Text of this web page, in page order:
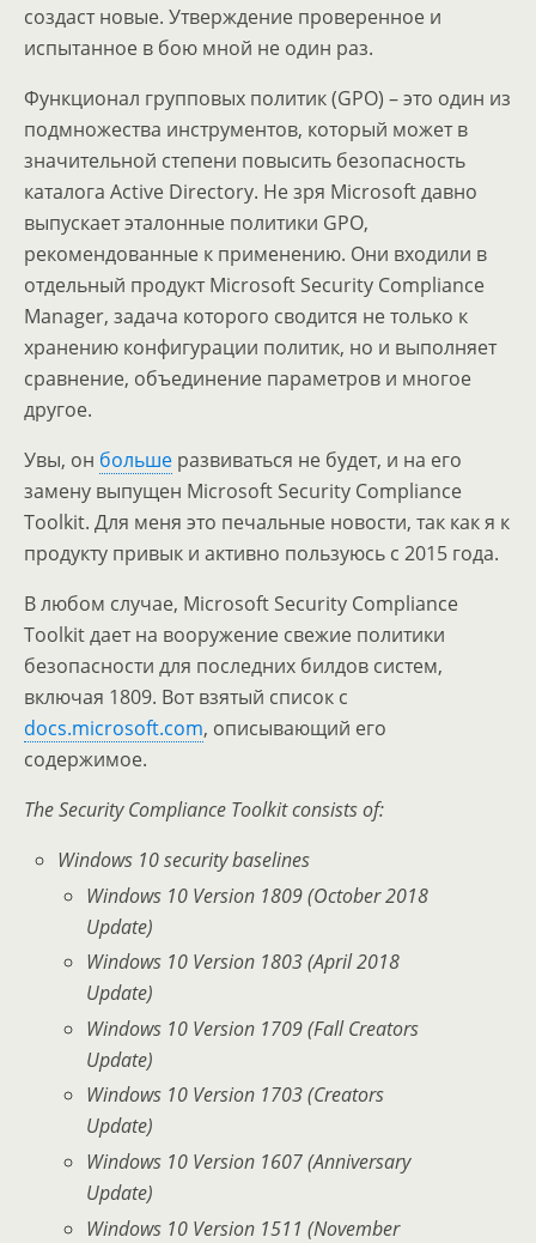
создаст новые. Утверждение проверенное и
испытанное в бою мной не один раз.
Функционал групповых политик (GPO) – это один из
подмножества инструментов, который может в
значительной степени повысить безопасность
каталога Active Directory. Не зря Microsoft давно
выпускает эталонные политики GPO,
рекомендованные к применению. Они входили в
отдельный продукт Microsoft Security Compliance
Manager, задача которого сводится не только к
хранению конфигурации политик, но и выполняет
сравнение, объединение параметров и многое
другое.
Увы, он больше развиваться не будет, и на его
замену выпущен Microsoft Security Compliance
Toolkit. Для меня это печальные новости, так как я к
продукту привык и активно пользуюсь с 2015 года.
В любом случае, Microsoft Security Compliance
Toolkit дает на вооружение свежие политики
безопасности для последних билдов систем,
включая 1809. Вот взятый список с
docs.microsoft.com, описывающий его
содержимое.
The Security Compliance Toolkit consists of:
Windows 10 security baselines
Windows 10 Version 1809 (October 2018
Update)
Windows 10 Version 1803 (April 2018
Update)
Windows 10 Version 1709 (Fall Creators
Update)
Windows 10 Version 1703 (Creators
Update)
Windows 10 Version 1607 (Anniversary
Update)
Windows 10 Version 1511 (November